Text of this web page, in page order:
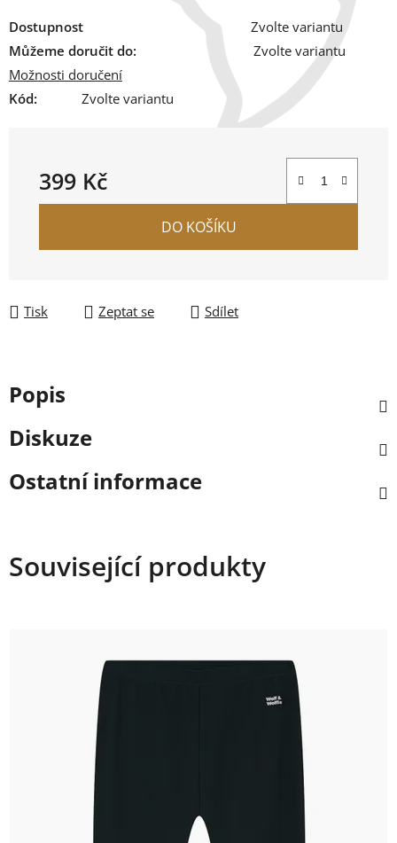
Dostupnost
Zvolte variantu
Můžeme doručit do:
Zvolte variantu
Možnosti doručení
Kód:
Zvolte variantu
399 Kč
Měrná cena:
DO KOŠÍKU
Tisk Zeptat se Sdílet
Popis
Diskuze
Ostatní informace
Související produkty